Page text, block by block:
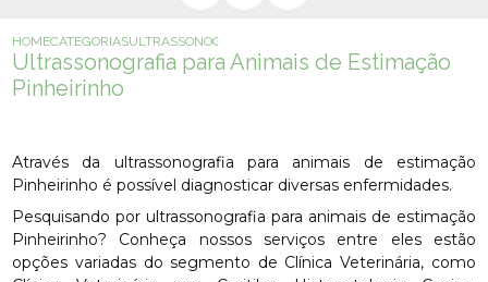
HOMECATEGORIASULTRASSONOGRAFIA PARA ANIMAIS DE ESTIMAÇÃO
Ultrassonografia para Animais de Estimação
Pinheirinho
Através da ultrassonografia para animais de estimação
Pinheirinho é possível diagnosticar diversas enfermidades.
Pesquisando por ultrassonografia para animais de estimação
Pinheirinho? Conheça nossos serviços entre eles estão
opções variadas do segmento de Clínica Veterinária, como